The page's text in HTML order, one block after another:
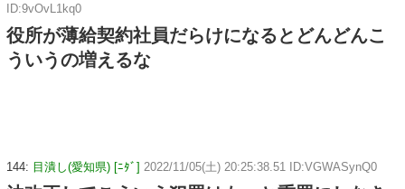
ID:9vOvL1kq0
役所が薄給契約社員だらけになるとどんどんこ
ういうの増えるな
144: 目潰し(愛知県) [ﾆﾀﾞ] 2022/11/05(土) 20:25:38.51 ID:VGWASynQ0